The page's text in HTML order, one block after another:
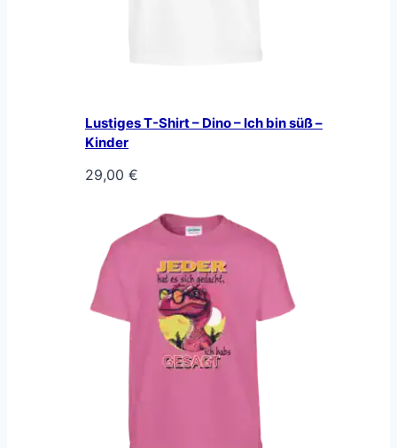
Lustiges T-Shirt – Dino – Ich bin süß –
Kinder
29,00 €